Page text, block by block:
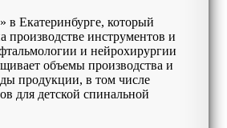
в Екатеринбурге, который
производстве инструментов и
и нейрохирургии
объемы производства и
продукции, в том числе
для детской спинальной